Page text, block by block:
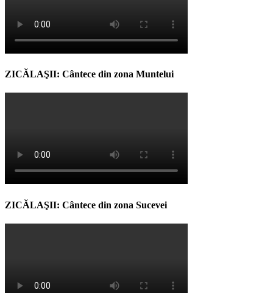
ZICĂLAŞII: Cântece din zona Muntelui
ZICĂLAŞII: Cântece din zona Sucevei